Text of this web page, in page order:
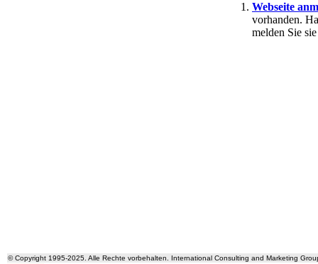
Webseite
vorhanden.
melden Sie
© Copyright 1995-2025. Alle Rechte vorbehalten. International Consulting and Marketing